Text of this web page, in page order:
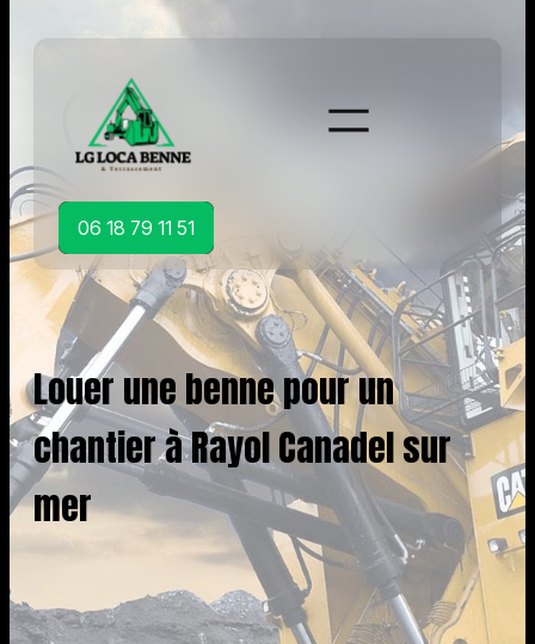
06 18 79 11 51
Louer une benne pour un
chantier à Rayol Canadel sur
mer